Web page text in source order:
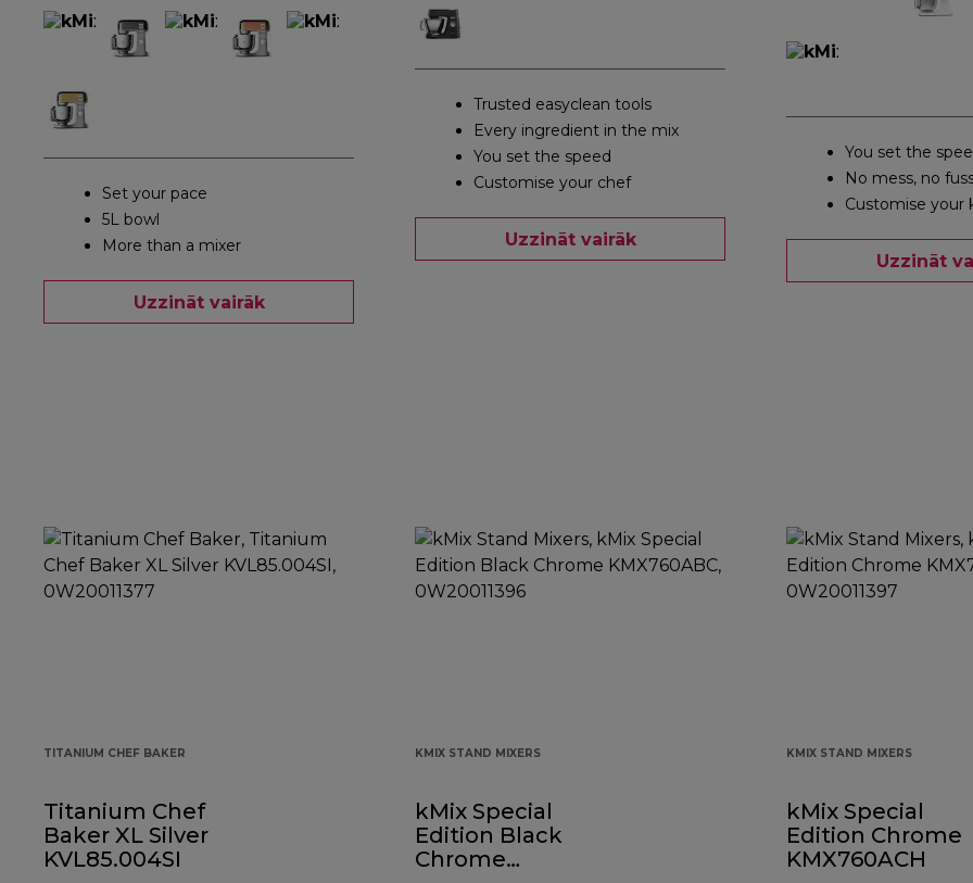
Set your pace
5L bowl
More than a mixer
Uzzināt vairāk
Trusted easyclean tools
Every ingredient in the mix
You set the speed
Customise your chef
Uzzināt vairāk
You set the
No mess, no
Customise your
Uzzināt
TITANIUM CHEF BAKER
Titanium Chef
Baker XL Silver
KVL85.004SI
KMIX STAND MIXERS
kMix Special
Edition Black
Chrome
KMIX STAND MIXERS
kMix Special
Edition Chrome
KMX760ACH